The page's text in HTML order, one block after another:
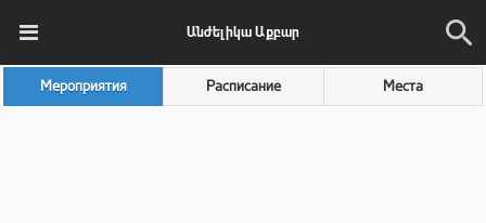
Անժելիկա Աքբար
Мероприятия Расписание Места